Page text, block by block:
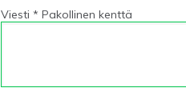
Viesti * Pakollinen kenttä